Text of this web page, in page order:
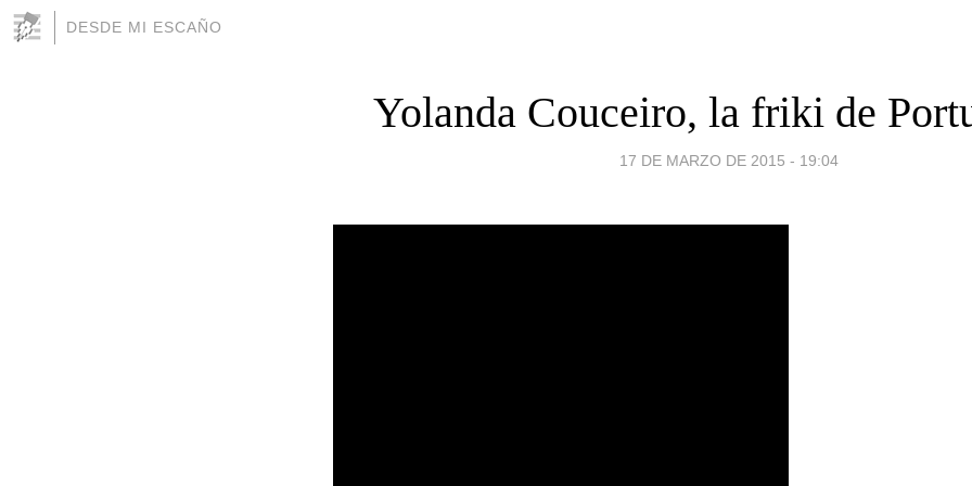
DESDE MI ESCAÑO
Yolanda Couceiro, la friki de
17 DE MARZO DE 2015 - 19:04